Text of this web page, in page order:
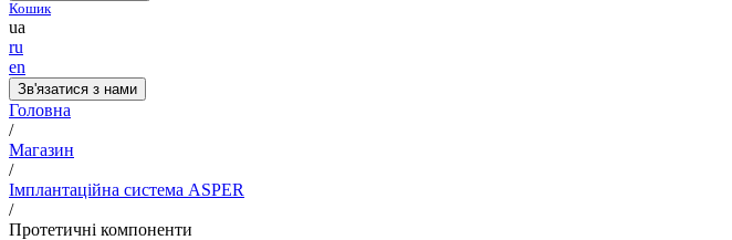
Кошик
ua
ru
en
Зв'язатися з нами
Головна
/
Магазин
/
Імплантаційна система ASPER
/
Протетичні компоненти